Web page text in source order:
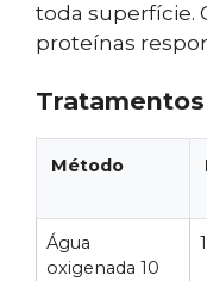
toda superfície.
proteínas
Método
Água
oxigenada 10